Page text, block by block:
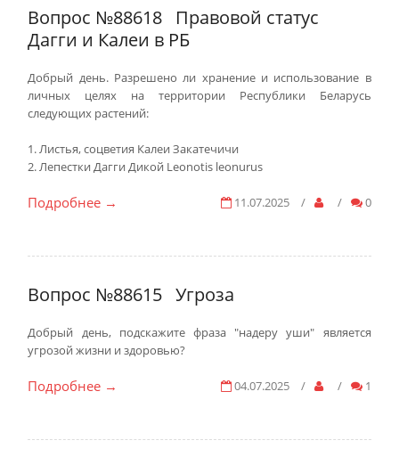
Вопрос №88618
Правовой статус
Дагги и Калеи в РБ
Добрый день. Разрешено ли хранение и использование в
личных целях на территории Республики Беларусь
следующих растений:
1. Листья, соцветия Калеи Закатечичи
2. Лепестки Дагги Дикой Leonotis leonurus
11.07.2025 / / 0
Подробнее →
Вопрос №88615 Угроза
Добрый день, подскажите фраза "надеру уши" является
угрозой жизни и здоровью?
04.07.2025 / / 1
Подробнее →